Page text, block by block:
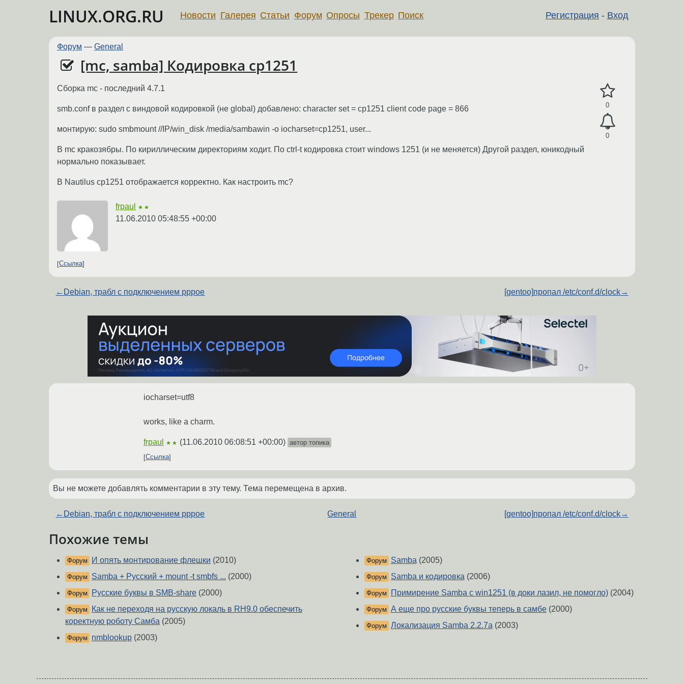
LINUX.ORG.RU Регистрация - Вход
Новости Галерея Статьи Форум Опросы Трекер Поиск
Форум — General
[mc, samba] Кодировка cp1251
0
0
Сборка mc - последний 4.7.1
smb.conf в раздел с виндовой кодировкой (не global) добавлено: character set = cp1251 client code page = 866
монтирую: sudo smbmount //IP/win_disk /media/sambawin -o iocharset=cp1251, user...
В mc кракозябры. По кириллическим директориям ходит. По ctrl-t кодировка стоит windows 1251 (и не меняется) Другой раздел, юникодный
нормально показывает.
В Nautilus cp1251 отображается корректно. Как настроить mc?
frpaul ★★
11.06.2010 05:48:55 +00:00
Ссылка
← Debian, трабл с подключением pppoe [gentoo]пропал /etc/conf.d/clock→
iocharset=utf8
works, like a charm.
frpaul ★★ (11.06.2010 06:08:51 +00:00) автор топика
Ссылка
Вы не можете добавлять комментарии в эту тему. Тема перемещена в архив.
← Debian, трабл с подключением pppoe General [gentoo]пропал /etc/conf.d/clock→
Похожие темы
Форум И опять монтирование флешки (2010)
Форум Samba + Русский + mount -t smbfs ... (2000)
Форум Русские буквы в SMB-share (2000)
Форум
Как не переходя на русскую локаль в RH9.0 обеспечить
коректную роботу Самба (2005)
Форум nmblookup (2003)
Форум Samba(2005)
Форум Samba и кодировка(2006)
Форум Примирение Samba с win1251 (в доки лазил, не помогло)(2004)
Форум А еще про русские буквы теперь в самбе(2000)
Форум Локализация Samba 2.2.7a(2003)